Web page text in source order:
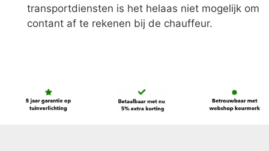
transportdiensten is het helaas niet mogelijk om
contant af te rekenen bij de chauffeur.